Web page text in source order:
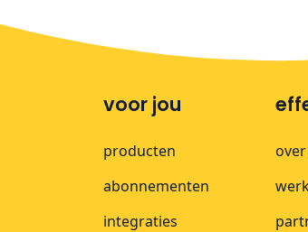
voor jou
producten
abonnementen
integraties